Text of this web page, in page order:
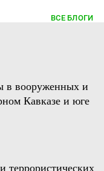
ВСЕ БЛОГИ
в вооруженных и
Кавказе и юге